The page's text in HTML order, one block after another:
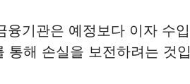
융기관은 예정보다 이자 수입
통해 손실을 보전하려는 것입